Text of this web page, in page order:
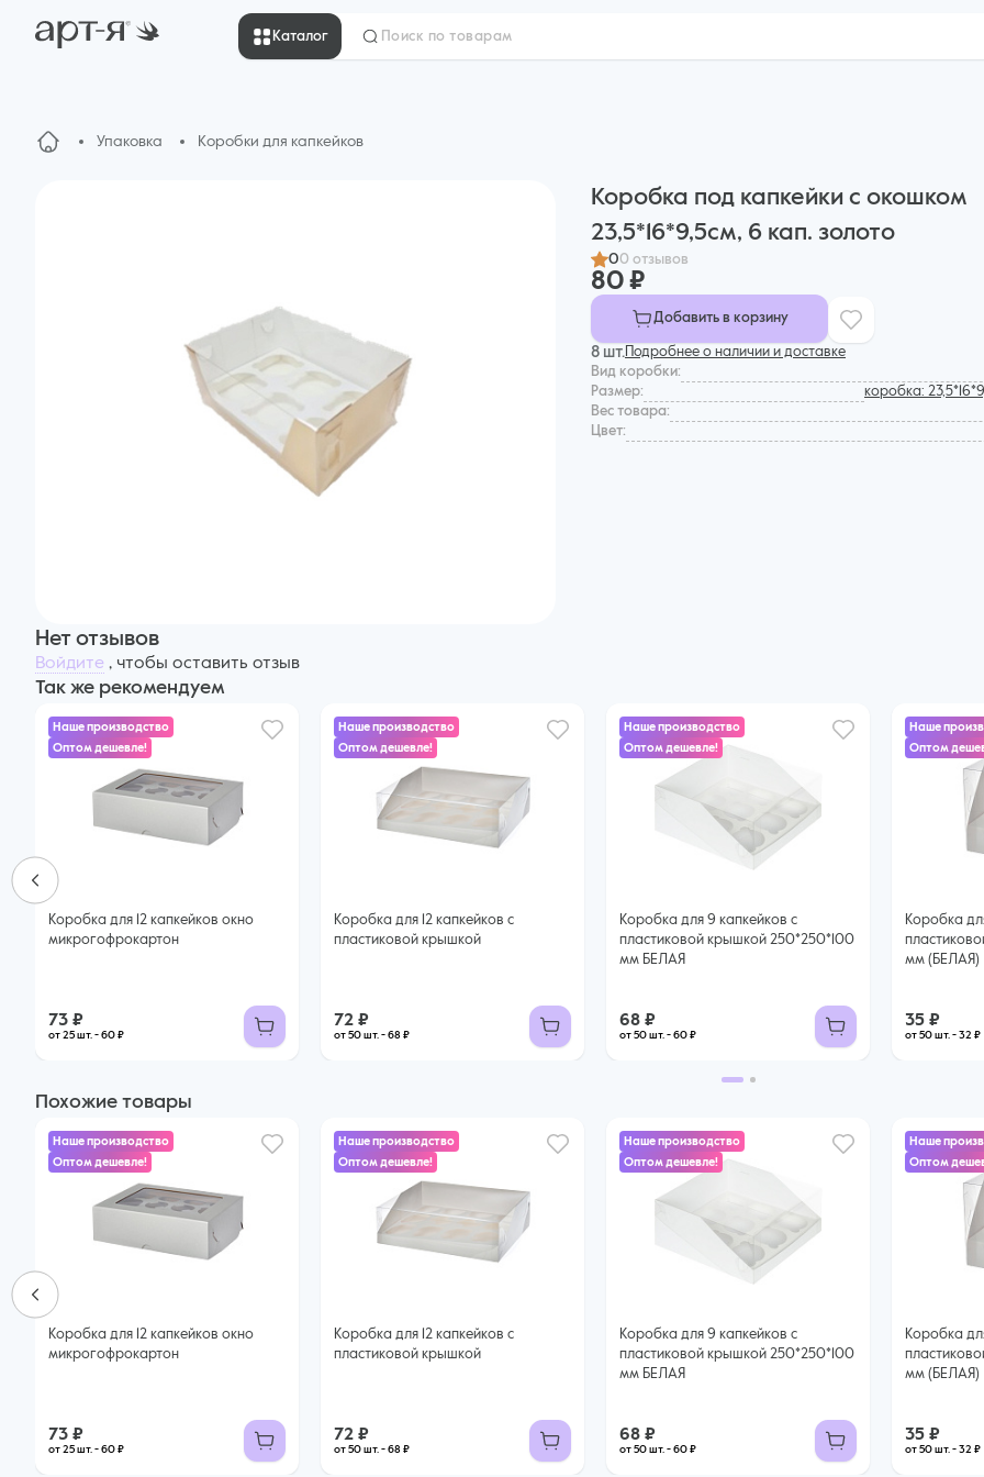
Каталог
Упаковка Коробки для капкейков
Коробка под капкейки с окошком
23,5*16*9,5см, 6 кап. золото
00 отзывов
80 ₽
Добавить в корзину
8 шт. Подробнее о наличии и доставке
Вид коробки:
Размер:
коробка:
Вес товара:
Цвет:
Нет отзывов
Войдите , чтобы оставить отзыв
Так же рекомендуем
Наше производство
Оптом дешевле!
Коробка для 12 капкейков окно
микрогофрокартон
73 ₽
от 25 шт. - 60 ₽
Наше производство
Оптом дешевле!
Коробка для 12 капкейков с
пластиковой крышкой
72 ₽
от 50 шт. - 68 ₽
Наше производство
Оптом дешевле!
Коробка для 9 капкейков с
пластиковой крышкой 250*250*100
мм БЕЛАЯ
68 ₽
от 50 шт. - 60 ₽
Наше
Оптом
Коробка
мм (БЕЛАЯ)
35 ₽
от 50 шт. - 32 ₽
Похожие товары
Наше производство
Оптом дешевле!
Коробка для 12 капкейков окно
микрогофрокартон
73 ₽
от 25 шт. - 60 ₽
Наше производство
Оптом дешевле!
Коробка для 12 капкейков с
пластиковой крышкой
72 ₽
от 50 шт. - 68 ₽
Наше производство
Оптом дешевле!
Коробка для 9 капкейков с
пластиковой крышкой 250*250*100
мм БЕЛАЯ
68 ₽
от 50 шт. - 60 ₽
Наше
Оптом
Коробка
мм (БЕЛАЯ)
35 ₽
от 50 шт. - 32 ₽